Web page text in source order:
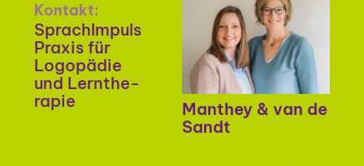
Kon­takt:
Sprach­Im­puls
Pra­xis für
Logo­pä­die
und Lern­the­
ra­pie
Man­they & van de
Sandt